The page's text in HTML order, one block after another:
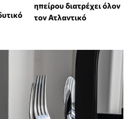
ηπείρου διατρέχει όλον
τον Ατλαντικό